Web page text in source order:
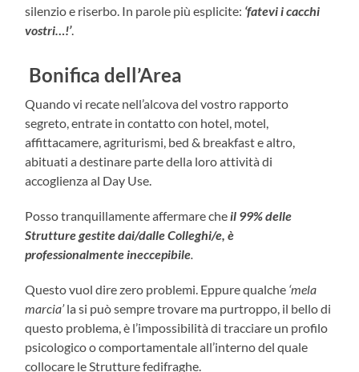
silenzio e riserbo. In parole più esplicite: ‘fatevi i cacchi
vostri…!’.
Bonifica dell’Area
Quando vi recate nell’alcova del vostro rapporto
segreto, entrate in contatto con hotel, motel,
affittacamere, agriturismi, bed & breakfast e altro,
abituati a destinare parte della loro attività di
accoglienza al Day Use.
Posso tranquillamente affermare cheil 99% delle
Strutture gestite dai/dalle Colleghi/e, è
professionalmente ineccepibile.
Questo vuol dire zero problemi. Eppure qualche ‘mela
marcia’la si può sempre trovare ma purtroppo, il bello di
questo problema, è l’impossibilità di tracciare un profilo
psicologico o comportamentale all’interno del quale
collocare le Strutture fedifraghe.